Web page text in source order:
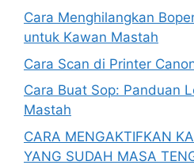
Cara Menghilangkan
untuk Kawan Mastah
Cara Scan di Printer
Cara Buat Sop: Panduan
Mastah
CARA MENGAKTIFKAN
YANG SUDAH MASA